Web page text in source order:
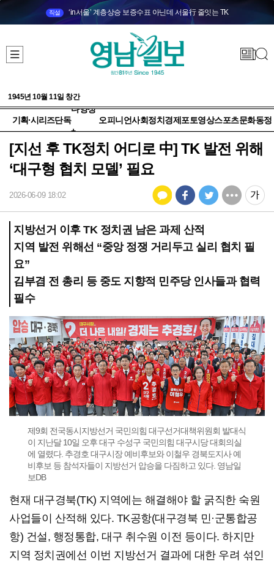
직설 ‘in서울’ 계층상승 보증수표 아닌데 서울行 줄잇는 TK
1945년 10월 11일 창간
기획·시리즈단독
다양성
+
오피니언사회정치 경제 포토영상스포츠문화동정
[지선 후 TK정치 어디로 中] TK 발전 위해
‘대구형 협치 모델’ 필요
2026-06-09 18:02
지방선거 이후 TK 정치권 남은 과제 산적
지역 발전 위해선 “중앙 정쟁 거리두고 실리 협치 필
요”
김부겸 전 총리 등 중도 지향적 민주당 인사들과 협력
필수
제9회 전국동시지방선거 국민의힘 대구선거대책위원회 발대식
이 지난달 10일 오후 대구 수성구 국민의힘 대구시당 대회의실
에 열렸다. 추경호 대구시장 예비후보와 이철우 경북도지사 예
비후보 등 참석자들이 지방선거 압승을 다짐하고 있다. 영남일
보DB
현재 대구경북(TK) 지역에는 해결해야 할 굵직한 숙원
사업들이 산적해 있다. TK공항(대구경북 민·군통합공
항) 건설, 행정통합, 대구 취수원 이전 등이다. 하지만
지역 정치권에선 이번 지방선거 결과에 대한 우려 섞인